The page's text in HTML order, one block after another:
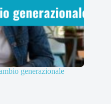
generazionale